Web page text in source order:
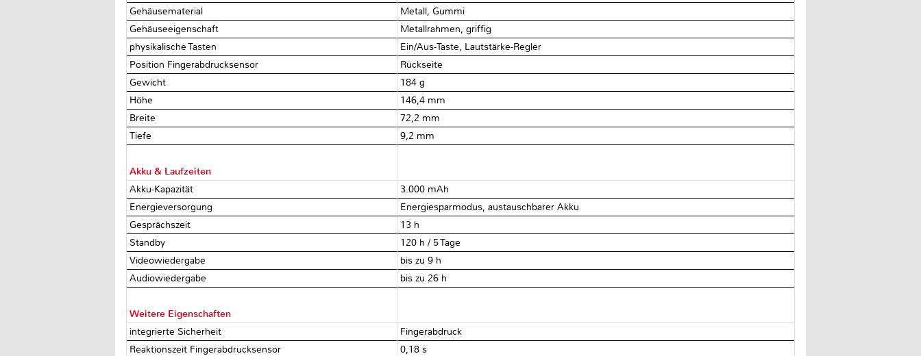
Gehäusematerial
Metall, Gummi
Gehäuseeigenschaft
Metallrahmen, griffig
physikalische Tasten
Ein/Aus-Taste, Lautstärke-Regler
Position Fingerabdrucksensor
Rückseite
Gewicht
184 g
Höhe
146,4 mm
Breite
72,2 mm
Tiefe
9,2 mm
Akku & Laufzeiten
Akku-Kapazität
3.000 mAh
Energieversorgung
Energiesparmodus, austauschbarer Akku
Gesprächszeit
13 h
Standby
120 h / 5 Tage
Videowiedergabe
bis zu 9 h
Audiowiedergabe
bis zu 26 h
Weitere Eigenschaften
integrierte Sicherheit
Fingerabdruck
Reaktionszeit Fingerabdrucksensor
0,18 s